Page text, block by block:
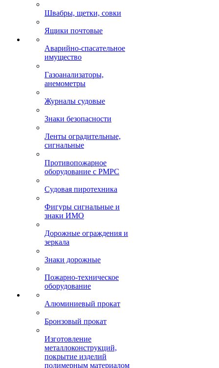
Швабры, щетки, совки
Ящики почтовые
Аварийно-спасательное
имущество
Газоанализаторы,
анемометры
Журналы судовые
Знаки безопасности
Ленты оградительные,
сигнальные
Противопожарное
оборудование с РМРС
Судовая пиротехника
Фигуры сигнальные и
знаки ИМО
Дорожные ограждения и
зеркала
Знаки дорожные
Пожарно-техническое
оборудование
Алюминиевый прокат
Бронзовый прокат
Изготовление
металлоконструкций,
покрытие изделий
полимерным материалом